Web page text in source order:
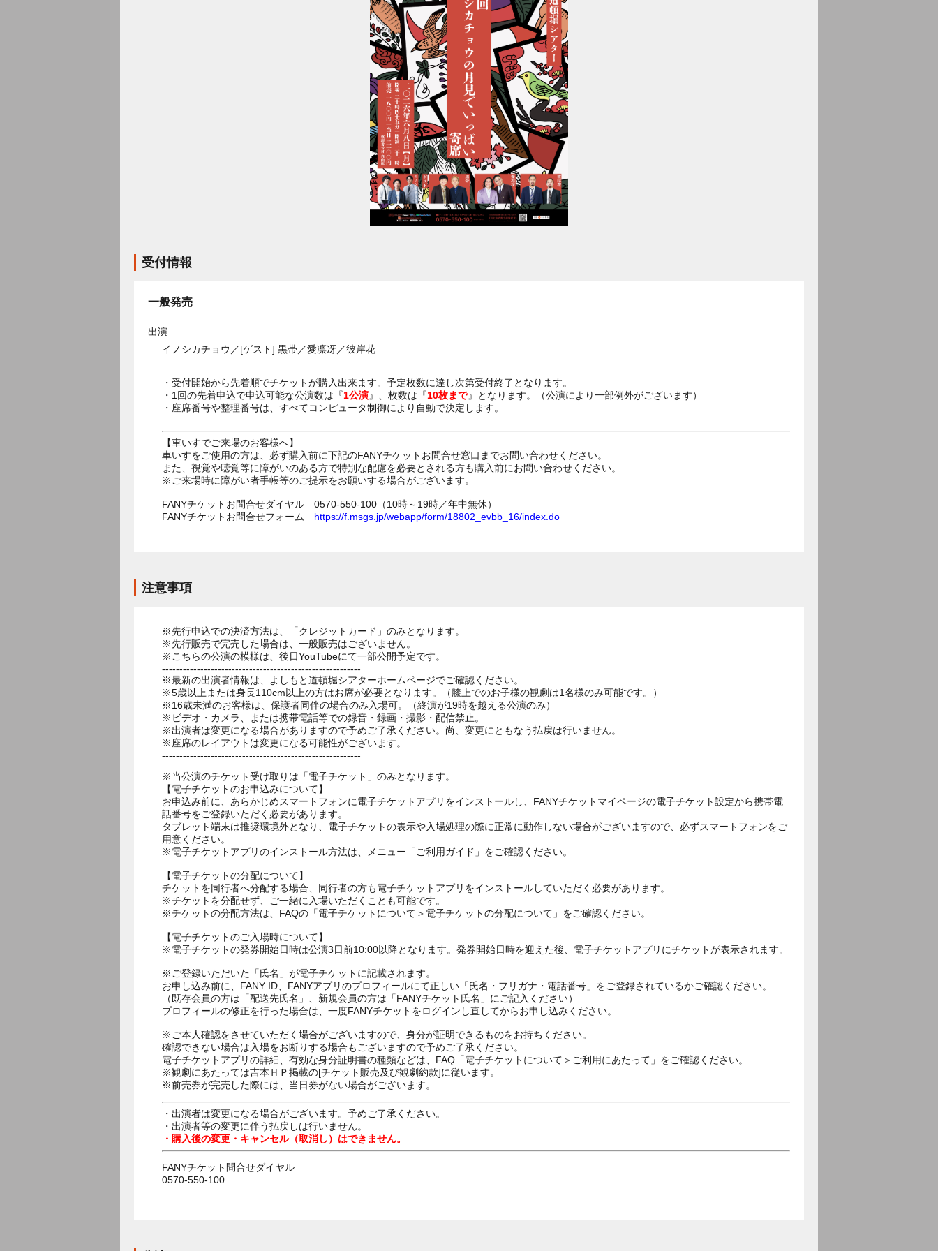
受付情報
一般発売
出演
イノシカチョウ／[ゲスト] 黒帯／愛凛冴／彼岸花
・受付開始から先着順でチケットが購入出来ます。予定枚数に達し次第受付終了となります。
・1回の先着申込で申込可能な公演数は『1公演』、枚数は『10枚まで』となります。（公演により一部例外がございます）
・座席番号や整理番号は、すべてコンピュータ制御により自動で決定します。
【車いすでご来場のお客様へ】
車いすをご使用の方は、必ず購入前に下記のFANYチケットお問合せ窓口までお問い合わせください。
また、視覚や聴覚等に障がいのある方で特別な配慮を必要とされる方も購入前にお問い合わせください。
※ご来場時に障がい者手帳等のご提示をお願いする場合がございます。
FANYチケットお問合せダイヤル 0570-550-100（10時～19時／年中無休）
FANYチケットお問合せフォーム https://f.msgs.jp/webapp/form/18802_evbb_16/index.do
注意事項
※先行申込での決済方法は、「クレジットカード」のみとなります。
※先行販売で完売した場合は、一般販売はございません。
※こちらの公演の模様は、後日YouTubeにて一部公開予定です。
---------------------------------------------------------
※最新の出演者情報は、よしもと道頓堀シアターホームページでご確認ください。
※5歳以上または身長110cm以上の方はお席が必要となります。（膝上でのお子様の観劇は1名様のみ可能です。）
※16歳未満のお客様は、保護者同伴の場合のみ入場可。（終演が19時を越える公演のみ）
※ビデオ・カメラ、または携帯電話等での録音・録画・撮影・配信禁止。
※出演者は変更になる場合がありますので予めご了承ください。尚、変更にともなう払戻は行いません。
※座席のレイアウトは変更になる可能性がございます。
---------------------------------------------------------
※当公演のチケット受け取りは「電子チケット」のみとなります。
【電子チケットのお申込みについて】
お申込み前に、あらかじめスマートフォンに電子チケットアプリをインストールし、FANYチケットマイページの電子チケット設定から携帯電
話番号をご登録いただく必要があります。
タブレット端末は推奨環境外となり、電子チケットの表示や入場処理の際に正常に動作しない場合がございますので、必ずスマートフォンをご
用意ください。
※電子チケットアプリのインストール方法は、メニュー「ご利用ガイド」をご確認ください。
【電子チケットの分配について】
チケットを同行者へ分配する場合、同行者の方も電子チケットアプリをインストールしていただく必要があります。
※チケットを分配せず、ご一緒に入場いただくことも可能です。
※チケットの分配方法は、FAQの「電子チケットについて＞電子チケットの分配について」をご確認ください。
【電子チケットのご入場時について】
※電子チケットの発券開始日時は公演3日前10:00以降となります。発券開始日時を迎えた後、電子チケットアプリにチケットが表示されます。
※ご登録いただいた「氏名」が電子チケットに記載されます。
お申し込み前に、FANY ID、FANYアプリのプロフィールにて正しい「氏名・フリガナ・電話番号」をご登録されているかご確認ください。
（既存会員の方は「配送先氏名」、新規会員の方は「FANYチケット氏名」にご記入ください）
プロフィールの修正を行った場合は、一度FANYチケットをログインし直してからお申し込みください。
※ご本人確認をさせていただく場合がございますので、身分が証明できるものをお持ちください。
確認できない場合は入場をお断りする場合もございますので予めご了承ください。
電子チケットアプリの詳細、有効な身分証明書の種類などは、FAQ「電子チケットについて＞ご利用にあたって」をご確認ください。
※観劇にあたっては吉本ＨＰ掲載の[チケット販売及び観劇約款]に従います。
※前売券が完売した際には、当日券がない場合がございます。
・出演者は変更になる場合がございます。予めご了承ください。
・出演者等の変更に伴う払戻しは行いません。
・購入後の変更・キャンセル（取消し）はできません。
FANYチケット問合せダイヤル
0570-550-100